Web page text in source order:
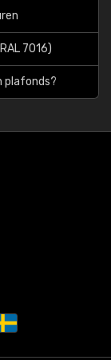
7016)
plafonds?